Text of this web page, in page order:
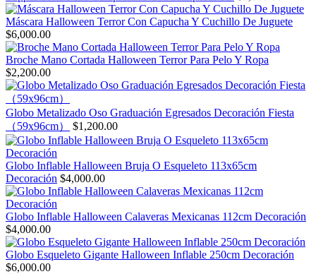
Máscara Halloween Terror Con Capucha Y Cuchillo De Juguete
$6,000.00
Broche Mano Cortada Halloween Terror Para Pelo Y Ropa
$2,200.00
Globo Metalizado Oso Graduación Egresados Decoración Fiesta
（59x96cm）
$1,200.00
Globo Inflable Halloween Bruja O Esqueleto 113x65cm
Decoración $4,000.00
Globo Inflable Halloween Calaveras Mexicanas 112cm Decoración
$4,000.00
Globo Esqueleto Gigante Halloween Inflable 250cm Decoración
$6,000.00